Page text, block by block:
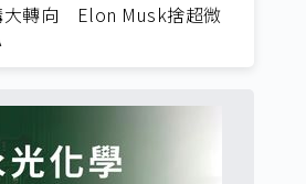
大轉向 Elon Musk捨超微